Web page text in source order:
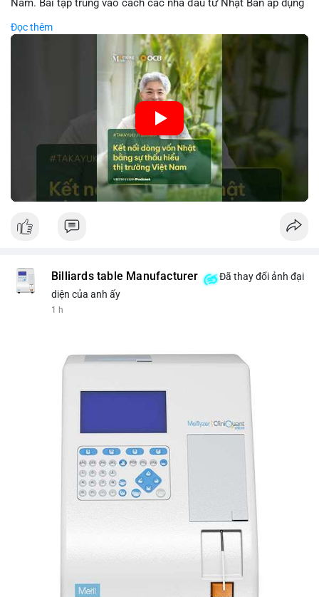
Nam. Bài tập trung vào cách các nhà đầu tư Nhật Bản áp dụng
đầu tư trực tiếp vào doanh nghiệp đến việc giao dịch tài chính.
Kết nối này không chỉ tạo cơ hội tăng trưởng cho Việt Nam mà
còn tạo ra động lực cho thị trường crypto địa phương khi các
nhà đầu tư đa quốc gia tìm kiếm cơ hội đa dạng. Các yếu tố
như chính sách tài chính Việt Nam, xu hướng đầu tư ESG, và
ổn định thị trường sẽ ảnh hưởng trực tiếp đến lưu lượng vốn
nhập khẩu từ Nhật Bản. Bài cũng nhấn mạnh vai trò của thông
tin thị trường chính xác trong việc giảm rủi ro khi kết nối các
thị trường khác nhau.
🎥 Xem video trực tiếp tại:
Đọc thêm
Billiards table Manufacturer
Đã thay đổi ảnh đại
diện của anh ấy
1 h